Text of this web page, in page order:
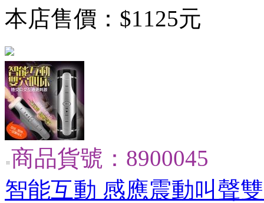
本店售價： $1125元
商品貨號：8900045
智能互動 感應震動叫聲